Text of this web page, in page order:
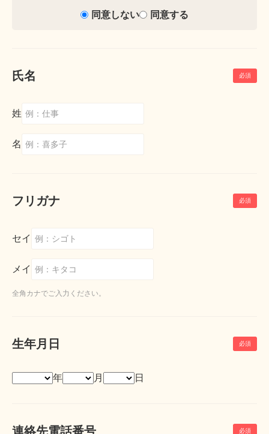
同意しない 同意する
氏名
姓
名
フリガナ
セイ
メイ
全角カナでご入力ください。
生年月日
年 月 日
連絡先電話番号